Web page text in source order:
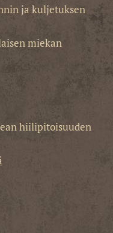
ja kuljetuksen
miekan
hiilipitoisuuden